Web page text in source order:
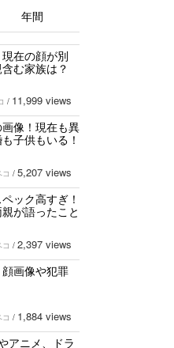
年間
在の顔が別
む家族は？
/ 11,999 views
像！現在も異
子供もいる！
/ 5,207 views
ック高すぎ！
が語ったこと
/ 2,397 views
画像や犯罪
/ 1,884 views
アニメ、ドラ